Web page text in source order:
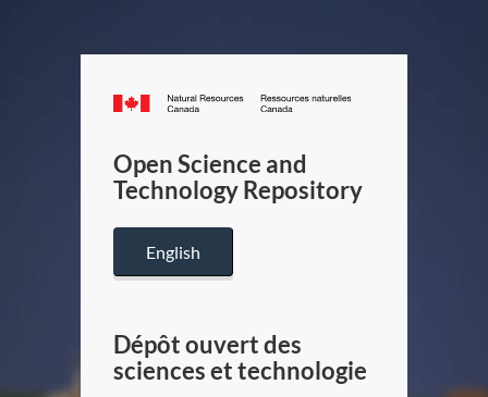
Canada.ca
/
Canada
Open Science and
Technology Repository
English
Dépôt ouvert des
sciences et technologie